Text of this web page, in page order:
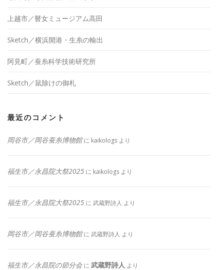
上越市／瞽女ミュージアム高田
Sketch／横浜開港・生糸の輸出
阿見町／蚕糸科学技術研究所
Sketch／鼠除けの御札
最近のコメント
岡谷市／岡谷蚕糸博物館に kaikologs より
福生市／永昌院大祭2025 に kaikologs より
福生市／永昌院大祭2025 に 武蔵野詩人 より
岡谷市／岡谷蚕糸博物館に 武蔵野詩人 より
福生市／永昌院の節分会に 武蔵野詩人 より